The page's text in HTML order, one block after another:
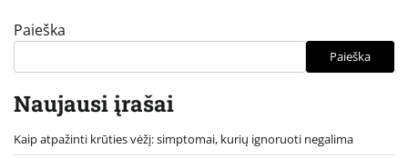
Paieška
Paieška
Naujausi įrašai
Kaip atpažinti krūties vėžį: simptomai, kurių ignoruoti negalima